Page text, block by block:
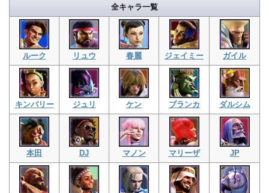
全キャラ一覧
ルーク リュウ 春麗 ジェイミー ガイル
キンバリー ジュリ ケン ブランカ ダルシム
本田 DJ マノン マリーザ JP